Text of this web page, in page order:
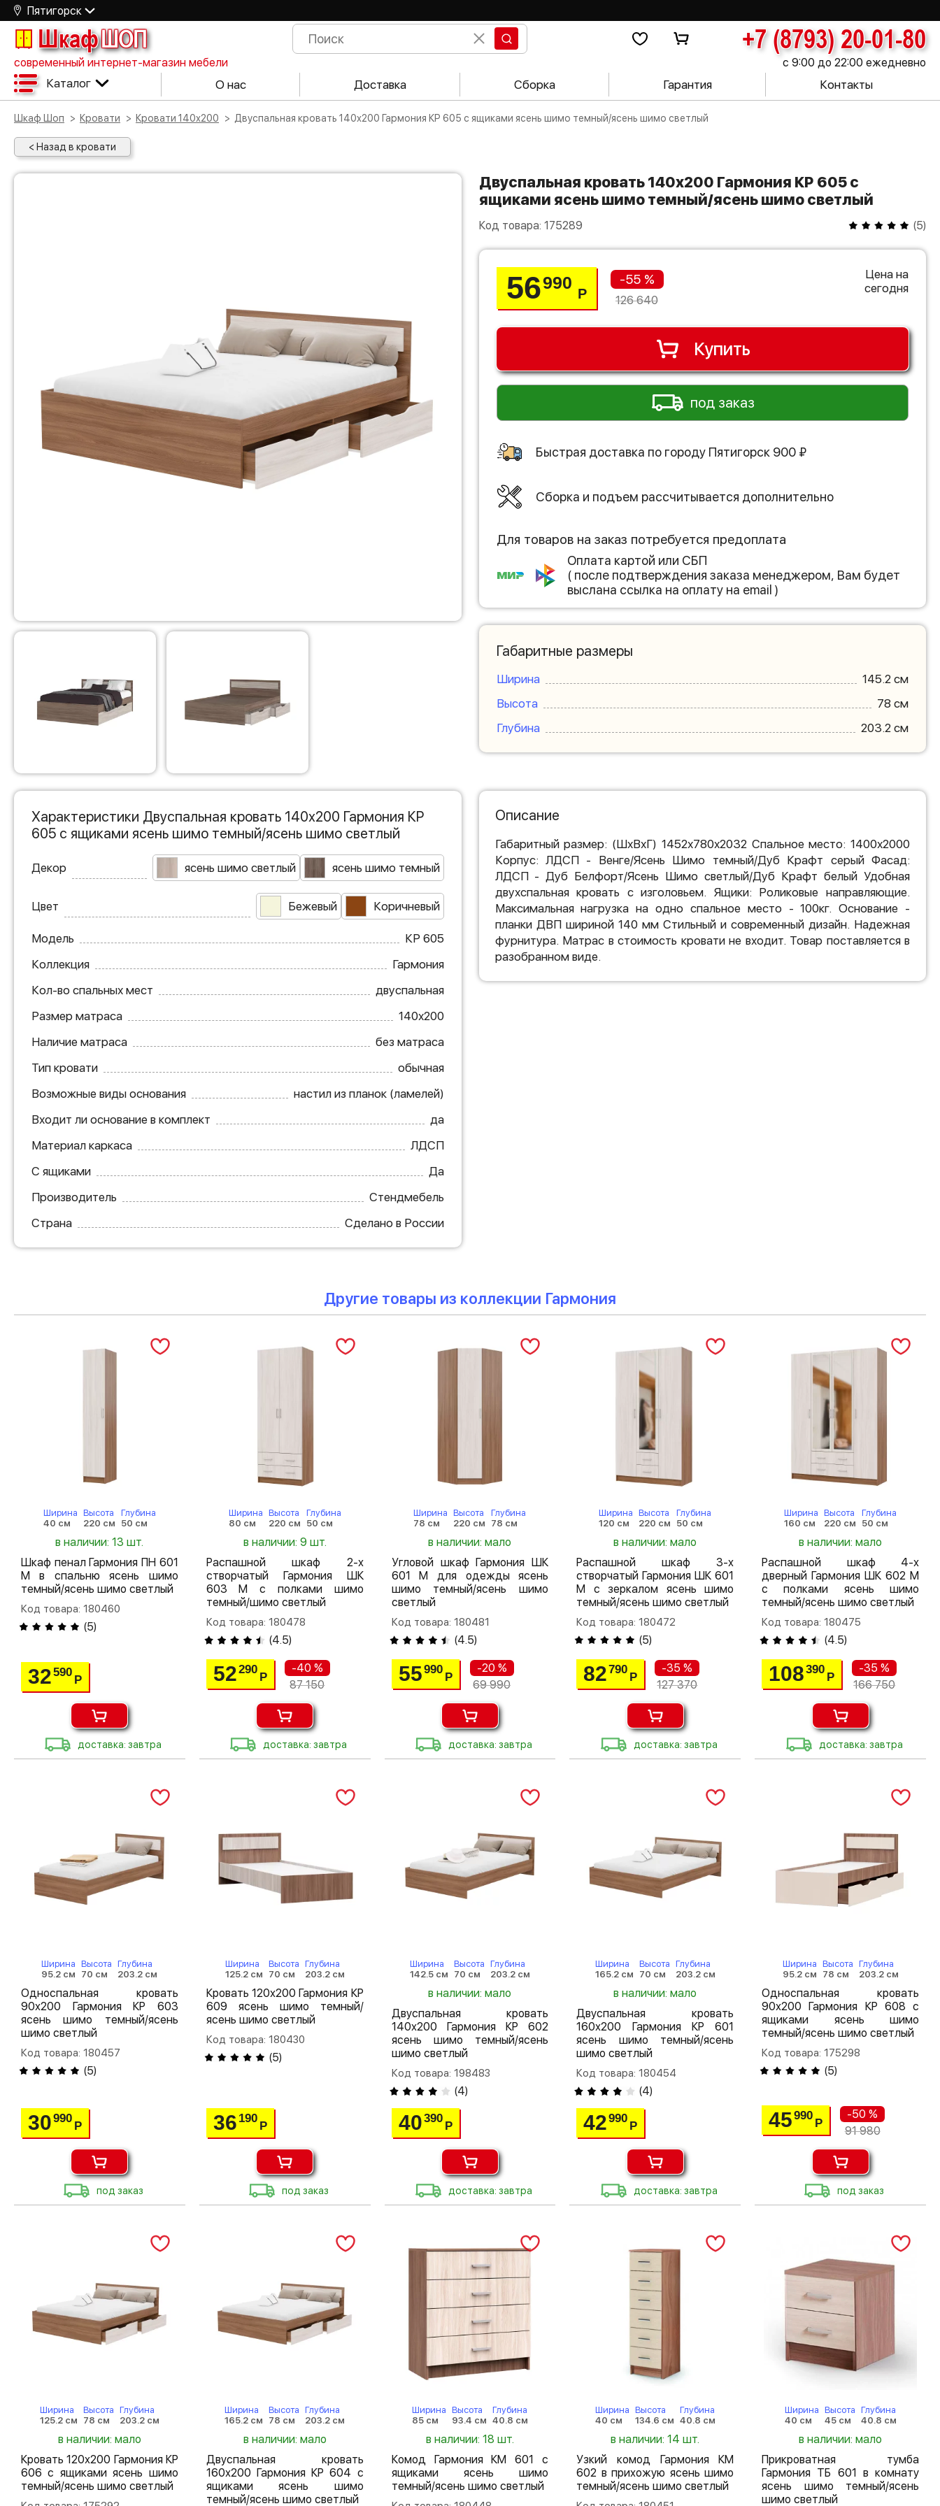
Пятигорск
ШкафШОП +7 (8793) 20-01-80
современный интернет-магазин мебели с 9:00 до 22:00 ежедневно
Каталог О нас Доставка Сборка Гарантия Контакты
Шкаф Шоп Кровати Кровати 140х200 Двуспальная кровать 140х200 Гармония КР 605 с ящиками ясень шимо темный/ясень шимо светлый
< Назад в кровати
Двуспальная кровать 140х200 Гармония КР 605 с
ящиками ясень шимо темный/ясень шимо светлый
Код товара: 175289 (5)
56990
Р
-55 %
126 640
Цена на
сегодня
Купить
под заказ
Быстрая доставка по городу Пятигорск 900 ₽
Сборка и подъем рассчитывается дополнительно
Для товаров на заказ потребуется предоплата
Оплата картой или СБП
( после подтверждения заказа менеджером, Вам будет
выслана ссылка на оплату на email )
Габаритные размеры
Ширина
145.2 см
Высота
78 см
Глубина
203.2 см
Характеристики Двуспальная кровать 140х200 Гармония КР
605 с ящиками ясень шимо темный/ясень шимо светлый
Декор ясень шимо светлый ясень шимо темный
Цвет Бежевый Коричневый
Модель
КР 605
Коллекция
Гармония
Кол-во спальных мест
двуспальная
Размер матраса
140х200
Наличие матраса
без матраса
Тип кровати
обычная
Возможные виды основания
настил из планок (ламелей)
Входит ли основание в комплект
да
Материал каркаса
ЛДСП
С ящиками
Да
Производитель
Стендмебель
Страна
Сделано в России
Описание
Габаритный размер: (ШхВхГ) 1452х780х2032 Спальное место: 1400х2000
Корпус: ЛДСП - Венге/Ясень Шимо темный/Дуб Крафт серый Фасад:
ЛДСП - Дуб Белфорт/Ясень Шимо светлый/Дуб Крафт белый Удобная
двухспальная кровать с изголовьем. Ящики: Роликовые направляющие.
Максимальная нагрузка на одно спальное место - 100кг. Основание -
планки ДВП шириной 140 мм Стильный и современный дизайн. Надежная
фурнитура. Матрас в стоимость кровати не входит. Товар поставляется в
разобранном виде.
Другие товары из коллекции Гармония
Ширина
40 см
Высота
220 см
Глубина
50 см
в наличии: 13 шт.
Шкаф пенал Гармония ПН 601
М в спальню ясень шимо
темный/ясень шимо светлый
Код товара: 180460
(5)
32590
Р
доставка: завтра
Ширина
80 см
Высота
220 см
Глубина
50 см
в наличии: 9 шт.
Распашной шкаф 2-х
створчатый Гармония ШК
603 М с полками шимо
темный/шимо светлый
Код товара: 180478
(4.5)
52290
Р
-40 %
87 150
доставка: завтра
Ширина
78 см
Высота
220 см
Глубина
78 см
в наличии: мало
Угловой шкаф Гармония ШК
601 М для одежды ясень
шимо темный/ясень шимо
светлый
Код товара: 180481
(4.5)
55990
Р
-20 %
69 990
доставка: завтра
Ширина
120 см
Высота
220 см
Глубина
50 см
в наличии: мало
Распашной шкаф 3-х
створчатый Гармония ШК 601
М с зеркалом ясень шимо
темный/ясень шимо светлый
Код товара: 180472
(5)
82790
Р
-35 %
127 370
доставка: завтра
Ширина
160 см
Высота
220 см
Глубина
50 см
в наличии: мало
Распашной шкаф 4-х
дверный Гармония ШК 602 М
с полками ясень шимо
темный/ясень шимо светлый
Код товара: 180475
(4.5)
108390
Р
-35 %
166 750
доставка: завтра
Ширина
95.2 см
Высота
70 см
Глубина
203.2 см
Односпальная кровать
90х200 Гармония КР 603
ясень шимо темный/ясень
шимо светлый
Код товара: 180457
(5)
30990
Р
под заказ
Ширина
125.2 см
Высота
70 см
Глубина
203.2 см
Кровать 120х200 Гармония КР
609 ясень шимо темный/
ясень шимо светлый
Код товара: 180430
(5)
36 190
Р
под заказ
Ширина
142.5 см
Высота
70 см
Глубина
203.2 см
в наличии: мало
Двуспальная кровать
140х200 Гармония КР 602
ясень шимо темный/ясень
шимо светлый
Код товара: 198483
(4)
40390
Р
доставка: завтра
Ширина
165.2 см
Высота
70 см
Глубина
203.2 см
в наличии: мало
Двуспальная кровать
160х200 Гармония КР 601
ясень шимо темный/ясень
шимо светлый
Код товара: 180454
(4)
42990
Р
доставка: завтра
Ширина
95.2 см
Высота
78 см
Глубина
203.2 см
Односпальная кровать
90х200 Гармония КР 608 с
ящиками ясень шимо
темный/ясень шимо светлый
Код товара: 175298
(5)
45990
Р
-50 %
91 980
под заказ
Ширина
125.2 см
Высота
78 см
Глубина
203.2 см
в наличии: мало
Кровать 120х200 Гармония КР
606 с ящиками ясень шимо
темный/ясень шимо светлый
Ширина
165.2 см
Высота
78 см
Глубина
203.2 см
в наличии: мало
Двуспальная кровать
160х200 Гармония КР 604 с
ящиками ясень шимо
темный/ясень шимо светлый
Ширина
85 см
Высота
93.4 см
Глубина
40.8 см
в наличии: 18 шт.
Комод Гармония КМ 601 с
ящиками ясень шимо
темный/ясень шимо светлый
Ширина
40 см
Высота
134.6 см
Глубина
40.8 см
в наличии: 14 шт.
Узкий комод Гармония КМ
602 в прихожую ясень шимо
темный/ясень шимо светлый
Ширина
40 см
Высота
45 см
Глубина
40.8 см
в наличии: мало
Прикроватная тумба
Гармония ТБ 601 в комнату
ясень шимо темный/ясень
шимо светлый